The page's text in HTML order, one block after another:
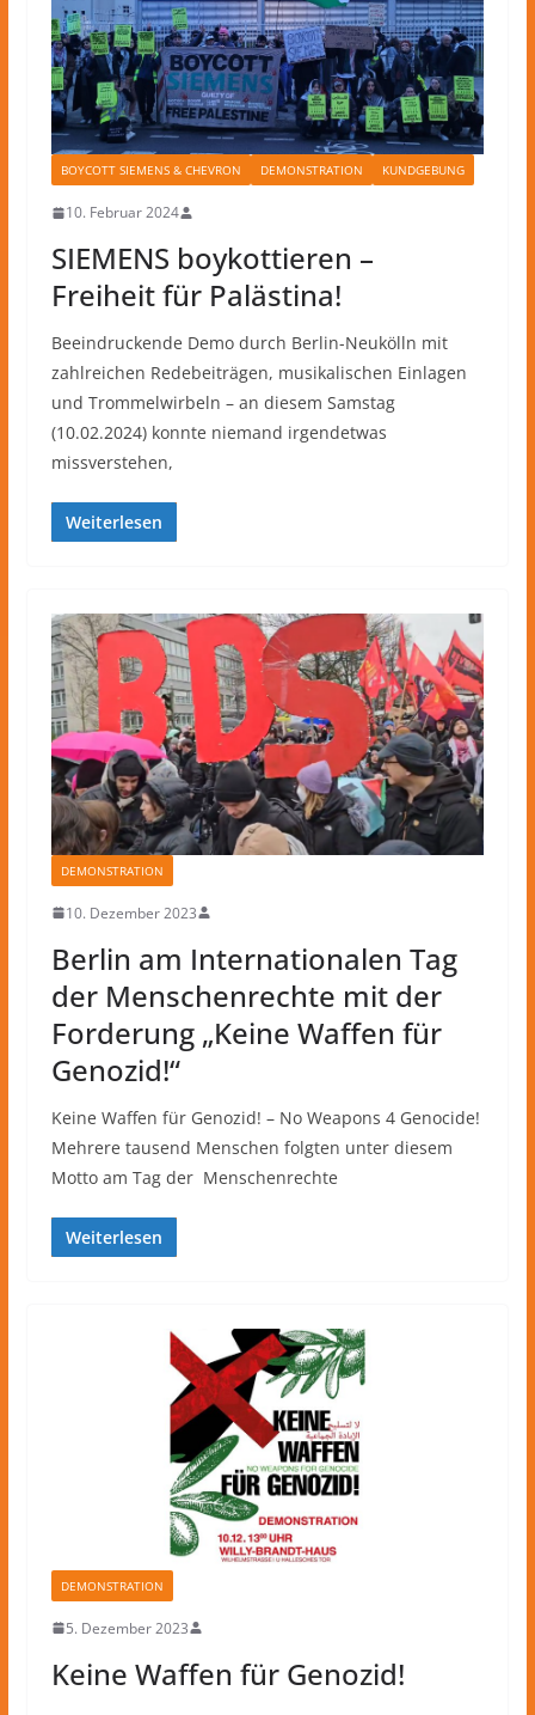
BOYCOTT SIEMENS & CHEVRON DEMONSTRATION KUNDGEBUNG
10. Februar 2024
SIEMENS boykottieren –
Freiheit für Palästina!
Beeindruckende Demo durch Berlin-Neukölln mit
zahlreichen Redebeiträgen, musikalischen Einlagen
und Trommelwirbeln – an diesem Samstag
(10.02.2024) konnte niemand irgendetwas
missverstehen,
Weiterlesen
DEMONSTRATION
10. Dezember 2023
Berlin am Internationalen Tag
der Menschenrechte mit der
Forderung „Keine Waffen für
Genozid!“
Keine Waffen für Genozid! – No Weapons 4 Genocide!
Mehrere tausend Menschen folgten unter diesem
Motto am Tag der Menschenrechte
Weiterlesen
DEMONSTRATION
5. Dezember 2023
Keine Waffen für Genozid!